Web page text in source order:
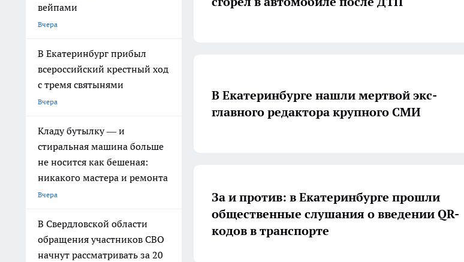
вейпами
Вчера
В Екатеринбург прибыл
всероссийский крестный ход
с тремя святынями
Вчера
Кладу бутылку — и
стиральная машина больше
не носится как бешеная:
никакого мастера и ремонта
Вчера
В Свердловской области
обращения участников СВО
начнут рассматривать за 20
В Екатеринбурге нашли мертвой экс-
главного редактора крупного СМИ
За и против: в Екатеринбурге прошли
общественные слушания о введении QR-
кодов в транспорте